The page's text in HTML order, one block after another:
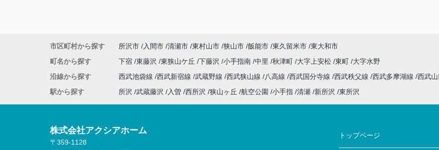
市区町村から探す 所沢市 入間市 清瀬市 東村山市 狭山市 飯能市 東久留米市 東大和市
町名から探す
下宿 東藤沢 東狭山ケ丘 下藤沢 小手指南 中里 秋津町 大字上安松 東町 大字水野
沿線から探す
西武池袋線 西武新宿線 武蔵野線 西武狭山線 八高線 西武国分寺線 西武秩父線 西武多摩湖線 西武
駅から探す
所沢 武蔵藤沢 入曽 西所沢 狭山ヶ丘 航空公園 小手指 清瀬 新所沢 東所沢
株式会社アクシアホーム
〒359-1128
トップページ